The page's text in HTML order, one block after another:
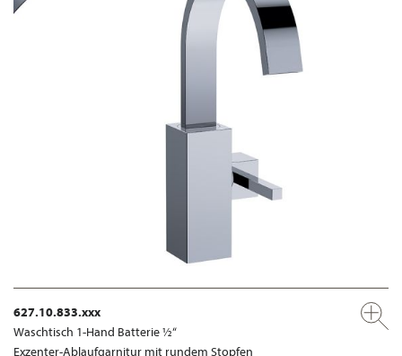
627.10.833.xxx
Waschtisch 1-Hand Batterie ½“
Exzenter-Ablaufgarnitur mit rundem Stopfen